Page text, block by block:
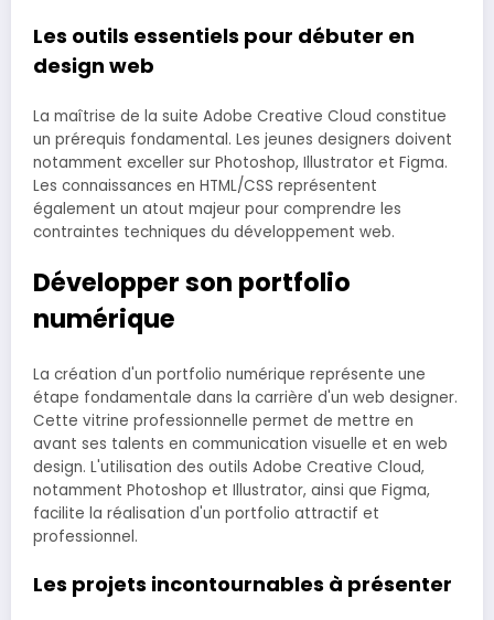
Les outils essentiels pour débuter en
design web
La maîtrise de la suite Adobe Creative Cloud constitue
un prérequis fondamental. Les jeunes designers doivent
notamment exceller sur Photoshop, Illustrator et Figma.
Les connaissances en HTML/CSS représentent
également un atout majeur pour comprendre les
contraintes techniques du développement web.
Développer son portfolio
numérique
La création d'un portfolio numérique représente une
étape fondamentale dans la carrière d'un web designer.
Cette vitrine professionnelle permet de mettre en
avant ses talents en communication visuelle et en web
design. L'utilisation des outils Adobe Creative Cloud,
notamment Photoshop et Illustrator, ainsi que Figma,
facilite la réalisation d'un portfolio attractif et
professionnel.
Les projets incontournables à présenter